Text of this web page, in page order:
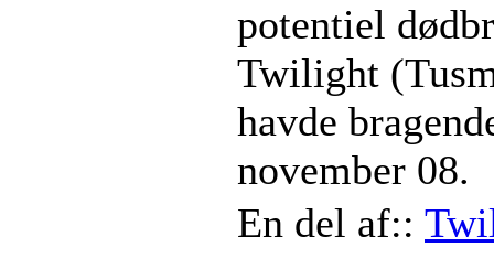
potentiel
Twilight
havde
november 08.
En del af::